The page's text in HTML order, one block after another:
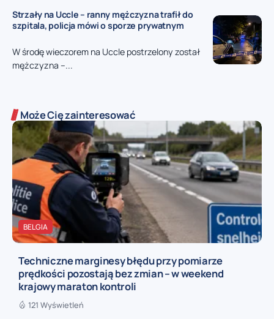
Strzały na Uccle – ranny mężczyzna trafił do
szpitala, policja mówi o sporze prywatnym
W środę wieczorem na Uccle postrzelony został
mężczyzna –...
Może Cię zainteresować
BELGIA
Techniczne marginesy błędu przy pomiarze
prędkości pozostają bez zmian – w weekend
krajowy maraton kontroli
121 Wyświetleń